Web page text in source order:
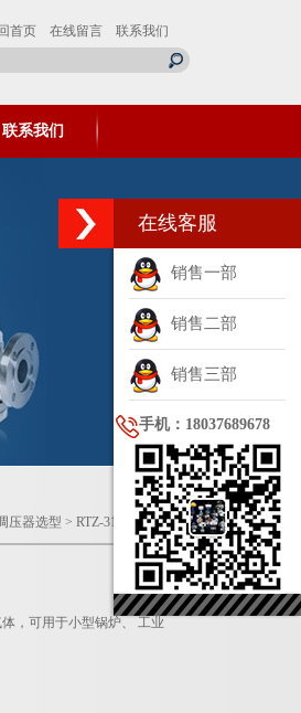
首页 在线留言 联系我们
联系我们
压器选型 > RTZ-31/50GQ调压阀
，可用于小型锅炉、 工业
在线客服
销售一部
销售二部
销售三部
手机：18037689678